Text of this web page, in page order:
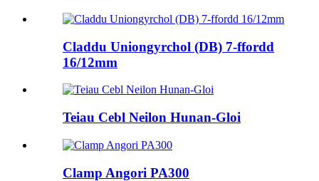
Claddu Uniongyrchol (DB) 7-ffordd
16/12mm
Teiau Cebl Neilon Hunan-Gloi
Clamp Angori PA300